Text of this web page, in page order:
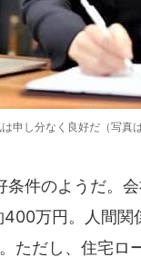
申し分なく良好だ（写真
件のようだ。
万円。人間関
ただし、住宅ロ